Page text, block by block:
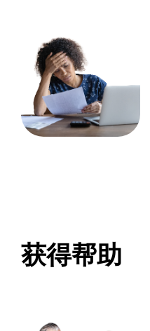
获得帮助